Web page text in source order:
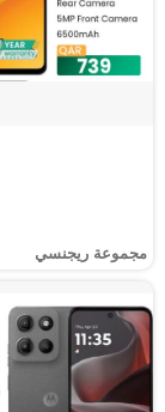
مجموعة ريجنسي